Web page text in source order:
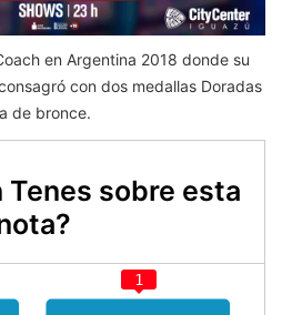
en Argentina 2018 donde su
con dos medallas Doradas
de bronce.
Tenes sobre esta
1